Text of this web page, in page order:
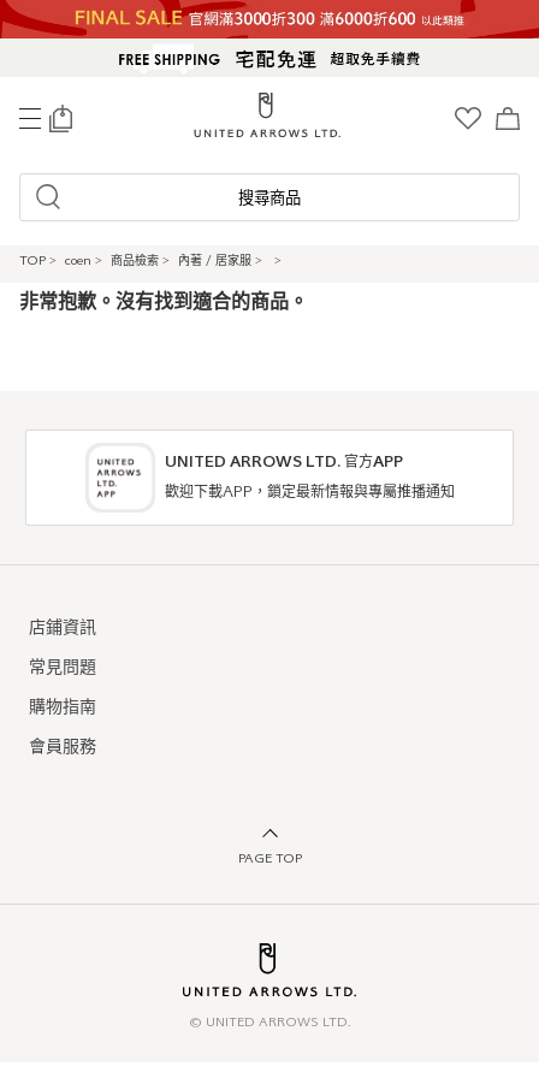
搜尋商品
TOP > coen > 商品檢索 > 內著 / 居家服 > >
非常抱歉。沒有找到適合的商品。
UNITED ARROWS LTD. 官方APP
歡迎下載APP，鎖定最新情報與專屬推播通知
店鋪資訊
常見問題
購物指南
會員服務
PAGE TOP
© UNITED ARROWS LTD.